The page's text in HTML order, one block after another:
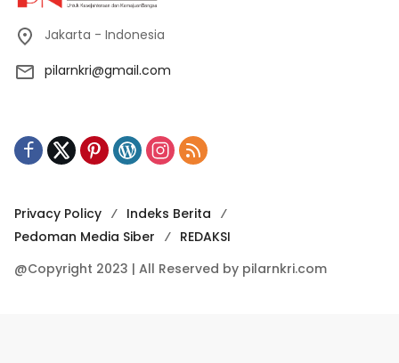
Jakarta - Indonesia
pilarnkri@gmail.com
Privacy Policy
Indeks Berita
Pedoman Media Siber
REDAKSI
@Copyright 2023 | All Reserved by pilarnkri.com